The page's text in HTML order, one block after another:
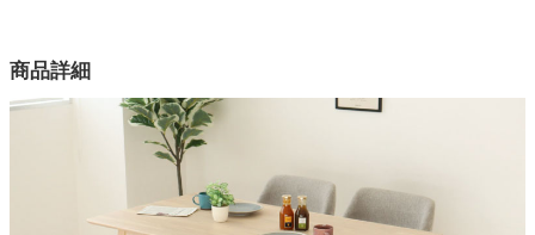
3色
チェアサイズ
幅56×奥行56.5×高さ80.3×座面高44(cm)
ベンチサイズ
商品詳細